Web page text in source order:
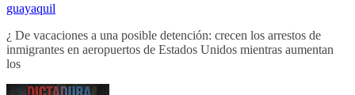
guayaquil
¿ De vacaciones a una posible detención: crecen los arrestos de
inmigrantes en aeropuertos de Estados Unidos mientras aumentan
los